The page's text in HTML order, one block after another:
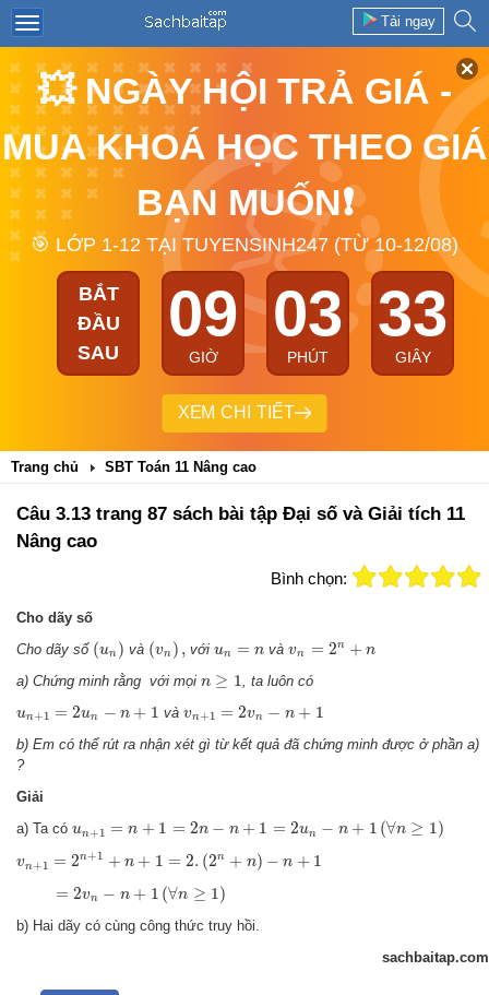
Tải ngay
💥 NGÀY HỘI TRẢ GIÁ -
MUA KHOÁ HỌC THEO GIÁ
BẠN MUỐN❗
🎯 LỚP 1-12 TẠI TUYENSINH247 (TỪ 10-12/08)
BẮT
ĐẦU
SAU
09
GIỜ
03
PHÚT
33
GIÂY
XEM CHI TIẾT
Trang chủ SBT Toán 11 Nâng cao
Câu 3.13 trang 87 sách bài tập Đại số và Giải tích 11
Nâng cao
Bình chọn:
Cho dãy số
Cho dãy số (un )
( ) và (vn ) ,
(v ), vớiun = n
u =n vàvn = 2n + n
n+n
a) Chứng minh rằng với mọi n ≥ 1
≥1 , ta luôn có
un+1 = 2un − n + 1
u và vn+1 = 2vn − n + 1
v
b) Em có thể rút ra nhận xét gì từ kết quả đã chứng minh được ở phần a)
?
Giải
a) Ta có un+1 = n + 1 = 2n − n + 1 = 2un − n + 1 (∀n ≥ 1)
= 2 n+ − n ∀
vn+1 = 2n+1 + n + 1 = 2. (2n + n) − n + 1
n+ 1 + 2.( +n )−n
= 2vn − n + 1 (∀n ≥ 1)
2v ∀ n≥ 1 )
b) Hai dãy có cùng công thức truy hồi.
sachbaitap.com